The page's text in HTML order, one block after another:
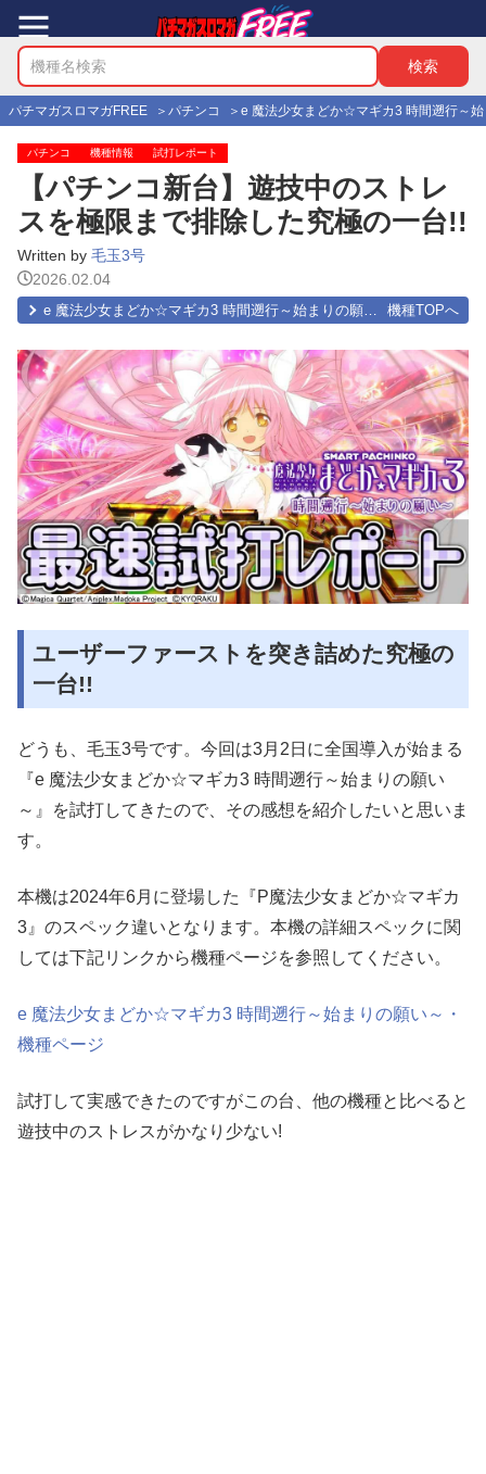
パチマガスロマガFREE パチンコ e 魔法少女まどか☆マギカ3 時間遡行～
パチンコ 機種情報 試打レポート
【パチンコ新台】遊技中のストレ
スを極限まで排除した究極の一台!!
Written by 毛玉3号
2026.02.04
e 魔法少女まどか☆マギカ3 時間遡行～始まりの願い～
ユーザーファーストを突き詰めた究極の
一台!!
どうも、毛玉3号です。今回は3月2日に全国導入が始まる
『e 魔法少女まどか☆マギカ3 時間遡行～始まりの願い
～』を試打してきたので、その感想を紹介したいと思いま
す。
本機は2024年6月に登場した『P魔法少女まどか☆マギカ
3』のスペック違いとなります。本機の詳細スペックに関
しては下記リンクから機種ページを参照してください。
e 魔法少女まどか☆マギカ3 時間遡行～始まりの願い～・
機種ページ
試打して実感できたのですがこの台、他の機種と比べると
遊技中のストレスがかなり少ない!